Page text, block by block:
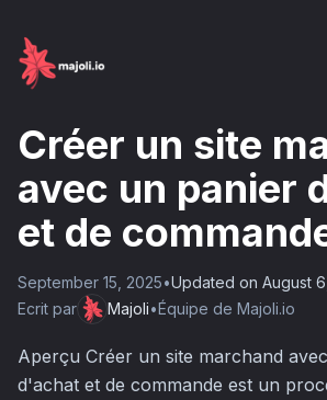
Créer un site
avec un panier
et de
September 15, 2025•Updated on August
Ecrit par
Majoli•Équipe de Majoli.io
Aperçu Créer un site marchand
d'achat et de commande est un